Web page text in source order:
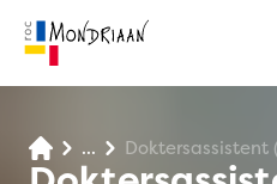
🎉 ... Doktersassistent